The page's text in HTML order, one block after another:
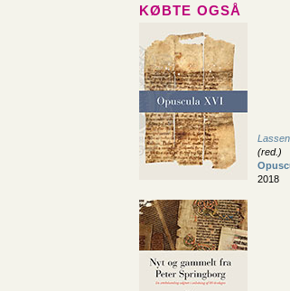
KØBTE OGSÅ
(red.)
2018